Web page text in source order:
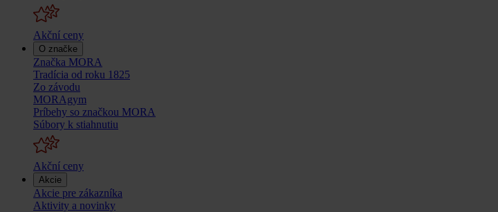
Akční ceny
O značke
Značka MORA
Tradícia od roku 1825
Zo závodu
MORAgym
Príbehy so značkou MORA
Súbory k stiahnutiu
Akční ceny
Akcie
Akcie pre zákazníka
Aktivity a novinky